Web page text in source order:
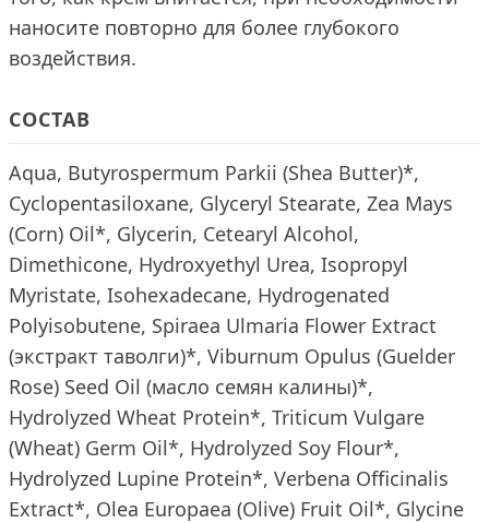
наносите повторно для более глубокого
воздействия.
СОСТАВ
Aqua, Butyrospermum Parkii (Shea Butter)*,
Cyclopentasiloxane, Glyceryl Stearate, Zea Mays
(Corn) Oil*, Glycerin, Cetearyl Alcohol,
Dimethicone, Hydroxyethyl Urea, Isopropyl
Myristate, Isohexadecane, Hydrogenated
Polyisobutene, Spiraea Ulmaria Flower Extract
(экстракт таволги)*, Viburnum Opulus (Guelder
Rose) Seed Oil (масло семян калины)*,
Hydrolyzed Wheat Protein*, Triticum Vulgare
(Wheat) Germ Oil*, Hydrolyzed Soy Flour*,
Hydrolyzed Lupine Protein*, Verbena Оfficinalis
Extract*, Olea Europaea (Olive) Fruit Oil*, Glycine